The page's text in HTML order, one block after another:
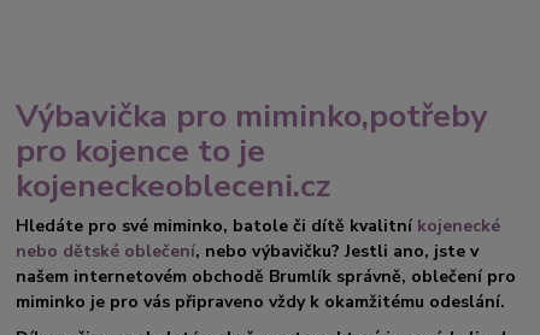
Výbavička pro miminko,potřeby
pro kojence to je
kojeneckeobleceni.cz
Hledáte pro své miminko, batole či dítě kvalitní kojenecké
nebo dětské oblečení, nebo výbavičku? Jestli ano, jste v
našem internetovém obchodě Brumlík správně, oblečení pro
miminko je pro vás připraveno vždy k okamžitému odeslání.